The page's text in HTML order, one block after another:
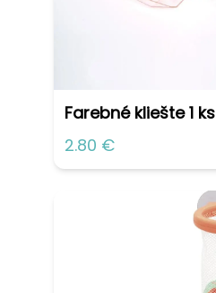
Farebné kliešte 1 ks
2.80 €